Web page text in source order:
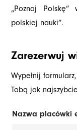
„Poznaj Polskę”
polskiej nauki”.
Zarezerwuj
Wypełnij
Tobą jak
Nazwa placówki